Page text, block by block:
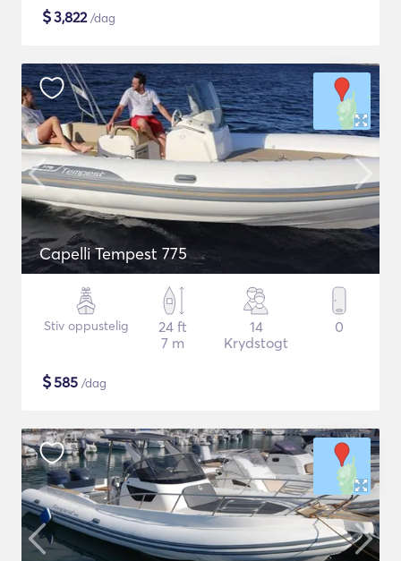
$3,822/dag
Capelli Tempest 775
Stiv oppustelig
24 ft
7 m
14
Krydstogt
0
$585 /dag